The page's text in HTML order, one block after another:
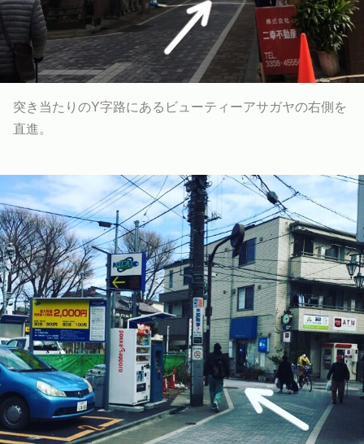
突き当たりのY字路にあるビューティーアサガヤの右側を
直進。